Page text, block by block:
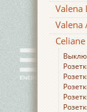
Valena
Valena
Celiane